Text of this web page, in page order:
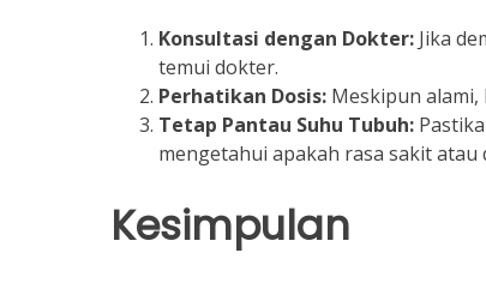
Konsultasi dengan Dokter: Jika
temui dokter.
Perhatikan Dosis: Meskipun
Tetap Pantau Suhu Tubuh:
mengetahui apakah rasa sakit atau
Kesimpulan